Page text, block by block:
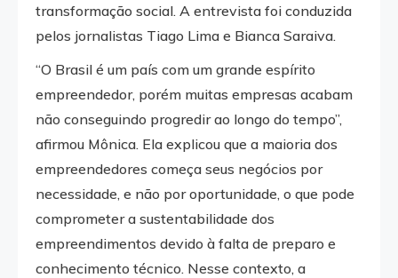
transformação social. A entrevista foi conduzida
pelos jornalistas Tiago Lima e Bianca Saraiva.
“O Brasil é um país com um grande espírito
empreendedor, porém muitas empresas acabam
não conseguindo progredir ao longo do tempo”,
afirmou Mônica. Ela explicou que a maioria dos
empreendedores começa seus negócios por
necessidade, e não por oportunidade, o que pode
comprometer a sustentabilidade dos
empreendimentos devido à falta de preparo e
conhecimento técnico. Nesse contexto, a